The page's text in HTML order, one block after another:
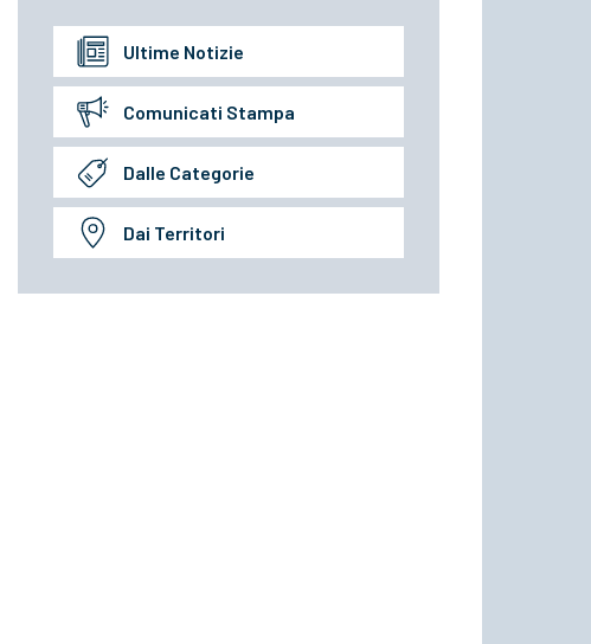
Ultime Notizie
Comunicati Stampa
Dalle Categorie
Dai Territori